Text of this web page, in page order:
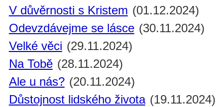
V důvěrnosti s Kristem (01.12.2024)
Odevzdávejme se lásce (30.11.2024)
Velké věci (29.11.2024)
Na Tobě (28.11.2024)
Ale u nás? (20.11.2024)
Důstojnost lidského života (19.11.2024)